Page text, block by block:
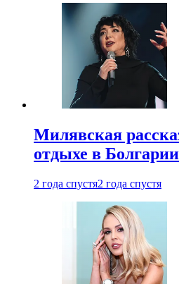
Милявская
отдыхе в Болгарии
2 года спустя2 года спустя